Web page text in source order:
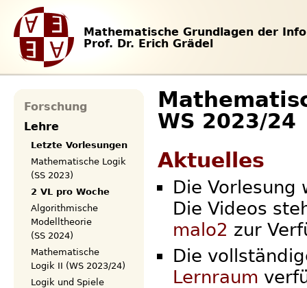
Mathematische Grundlagen der
Prof. Dr. Erich Grädel
WS 2023/24
Aktuelles
Die Vorlesung
Die Videos
malo2 zur
Die
Lernraum
Forschung
Lehre
Letzte Vorlesungen
Mathematische Logik
(SS 2023)
2 VL pro Woche
Algorithmische
Modelltheorie
(SS 2024)
Mathematische
Logik II (WS 2023/24)
Logik und Spiele